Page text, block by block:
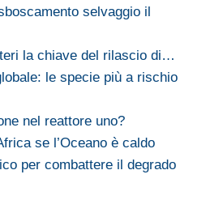
selvaggio il
la chiave del rilascio di…
le specie più a rischio
nel reattore uno?
se l’Oceano è caldo
per combattere il degrado